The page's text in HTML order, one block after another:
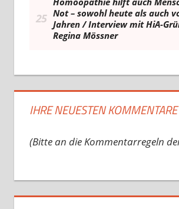
IHRE NEUESTEN KOMMENTARE
(Bitte an die Kommentarregeln